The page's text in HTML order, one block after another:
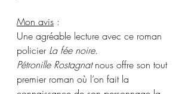
Mon avis :
Une agréable lecture avec ce roman
policier La fée noire.
Pétronille Rostagnat nous offre son tout
premier roman où l’on fait la